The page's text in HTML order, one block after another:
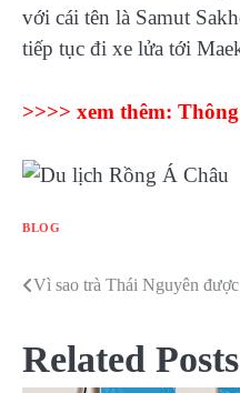
với cái tên là Samut
tiếp tục đi xe lửa tới
>>>> xem thêm:
BLOG
Điều
bài
Vì sao trà Thái Nguyên
Related Posts